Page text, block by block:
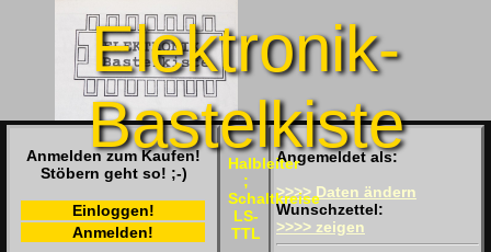
Elektronik-
Bastelkiste
Anmelden zum Kaufen!
Stöbern geht so! ;-)
Einloggen!
Anmelden!
Angemeldet als:
>>>> Daten ändern
Wunschzettel:
>>>> zeigen
Halbleiter
;
Schaltkreise
LS-
TTL